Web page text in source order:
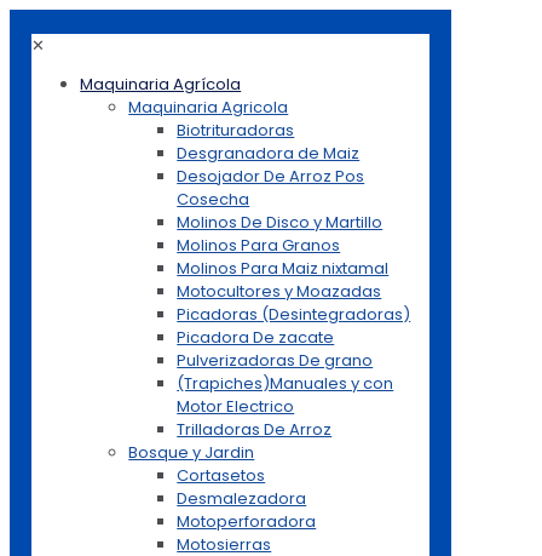
✕
Maquinaria Agrícola
Maquinaria Agricola
Biotrituradoras
Desgranadora de Maiz
Desojador De Arroz Pos
Cosecha
Molinos De Disco y Martillo
Molinos Para Granos
Molinos Para Maiz nixtamal
Motocultores y Moazadas
Picadoras (Desintegradoras)
Picadora De zacate
Pulverizadoras De grano
(Trapiches)Manuales y con
Motor Electrico
Trilladoras De Arroz
Bosque y Jardin
Cortasetos
Desmalezadora
Motoperforadora
Motosierras